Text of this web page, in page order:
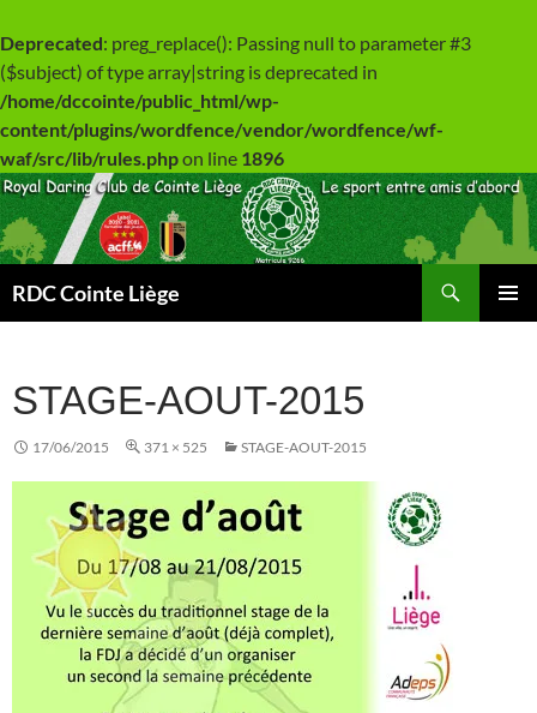
Deprecated: preg_replace(): Passing null to parameter #3
($subject) of type array|string is deprecated in
/home/dccointe/public_html/wp-
content/plugins/wordfence/vendor/wordfence/wf-
waf/src/lib/rules.phpon line 1896
Aller
au
contenu
RDC Cointe Liège
STAGE-AOUT-2015
17/06/2015 371 × 525 STAGE-AOUT-2015